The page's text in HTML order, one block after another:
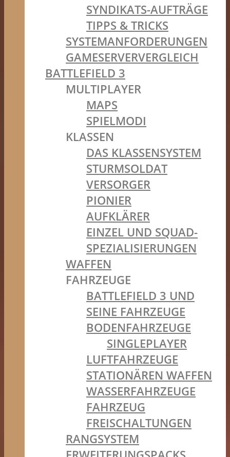
SYNDIKATS-AUFTRÄGE
TIPPS & TRICKS
SYSTEMANFORDERUNGEN
GAMESERVERVERGLEICH
BATTLEFIELD 3
MULTIPLAYER
MAPS
SPIELMODI
KLASSEN
DAS KLASSENSYSTEM
STURMSOLDAT
VERSORGER
PIONIER
AUFKLÄRER
EINZEL UND SQUAD-
SPEZIALISIERUNGEN
WAFFEN
FAHRZEUGE
BATTLEFIELD 3 UND
SEINE FAHRZEUGE
BODENFAHRZEUGE
SINGLEPLAYER
LUFTFAHRZEUGE
STATIONÄREN WAFFEN
WASSERFAHRZEUGE
FAHRZEUG
FREISCHALTUNGEN
RANGSYSTEM